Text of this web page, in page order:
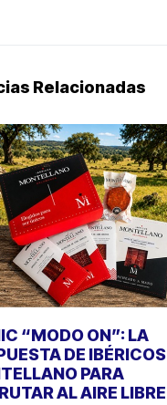
Relacionadas
“MODO ON”: LA
DE IBÉRICOS
PARA
AL AIRE LIBRE